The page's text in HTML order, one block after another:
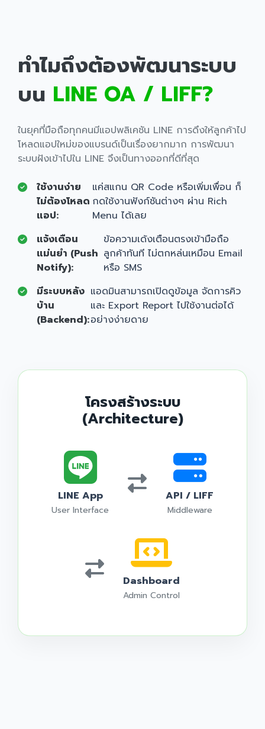
ทำไมถึงต้องพัฒนาระบบ
บน LINE OA / LIFF?
ในยุคที่มือถือทุกคนมีแอปพลิเคชัน LINE การดึงให้ลูกค้าไป
โหลดแอปใหม่ของแบรนด์เป็นเรื่องยากมาก การพัฒนา
ระบบฝังเข้าไปใน LINE จึงเป็นทางออกที่ดีที่สุด
ใช้งานง่าย
ไม่ต้องโหลด
แอป:
แค่สแกน QR Code หรือเพิ่มเพื่อน ก็
กดใช้งานฟังก์ชันต่างๆ ผ่าน Rich
Menu ได้เลย
แจ้งเตือน
แม่นยำ (Push
Notify):
ข้อความเด้งเตือนตรงเข้ามือถือ
ลูกค้าทันที ไม่ตกหล่นเหมือน Email
หรือ SMS
มีระบบหลัง
บ้าน
(Backend):
แอดมินสามารถเปิดดูข้อมูล จัดการคิว
และ Export Report ไปใช้งานต่อได้
อย่างง่ายดาย
โครงสร้างระบบ
(Architecture)
LINE App
User Interface
API / LIFF
Middleware
Dashboard
Admin Control